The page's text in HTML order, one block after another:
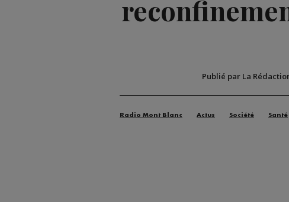
Publié par La
Radio Mont Blanc Actus Société Santé